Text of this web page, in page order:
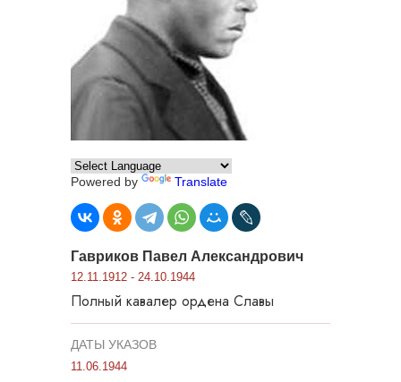
Powered by Translate
Гавриков Павел Александрович
12.11.1912 - 24.10.1944
Полный кавалер ордена Славы
ДАТЫ УКАЗОВ
11.06.1944